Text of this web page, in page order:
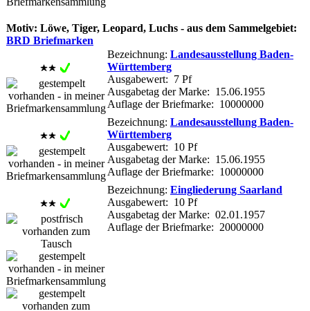
Motiv: Löwe, Tiger, Leopard, Luchs - aus dem Sammelgebiet:
BRD Briefmarken
Bezeichnung: Landesausstellung Baden-
Württemberg
Ausgabewert: 7 Pf
Ausgabetag der Marke: 15.06.1955
Auflage der Briefmarke: 10000000
Bezeichnung: Landesausstellung Baden-
Württemberg
Ausgabewert: 10 Pf
Ausgabetag der Marke: 15.06.1955
Auflage der Briefmarke: 10000000
Bezeichnung: Eingliederung Saarland
Ausgabewert: 10 Pf
Ausgabetag der Marke: 02.01.1957
Auflage der Briefmarke: 20000000